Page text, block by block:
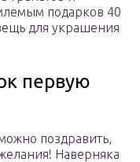
подарков 40
для украшения
первую
поздравить,
Наверняка